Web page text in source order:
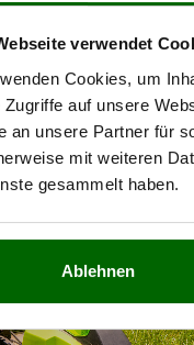
verwendet
Cookies, um
Zugriffe auf unsere
an unsere Partner für
mit weiteren
gesammelt haben.
Ablehnen
Elektro-
Fachleuten auf dem